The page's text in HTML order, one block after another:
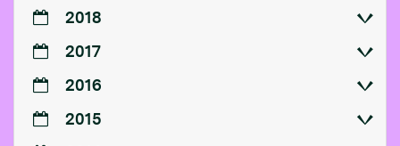
2018
2017
2016
2015